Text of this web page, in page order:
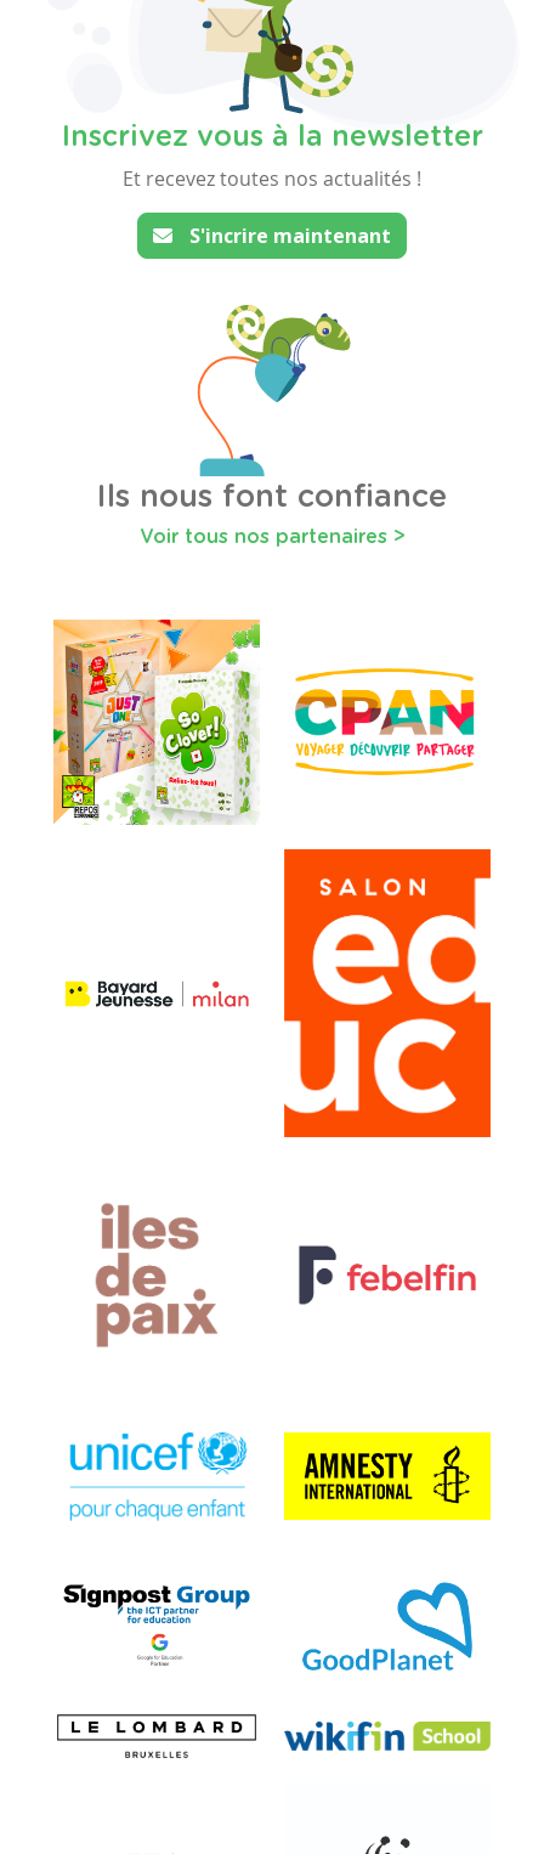
Inscrivez vous à la newsletter
Et recevez toutes nos actualités !
S'incrire maintenant
Ils nous font confiance
Voir tous nos partenaires >